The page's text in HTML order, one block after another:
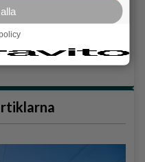
augusti
– nu växlar